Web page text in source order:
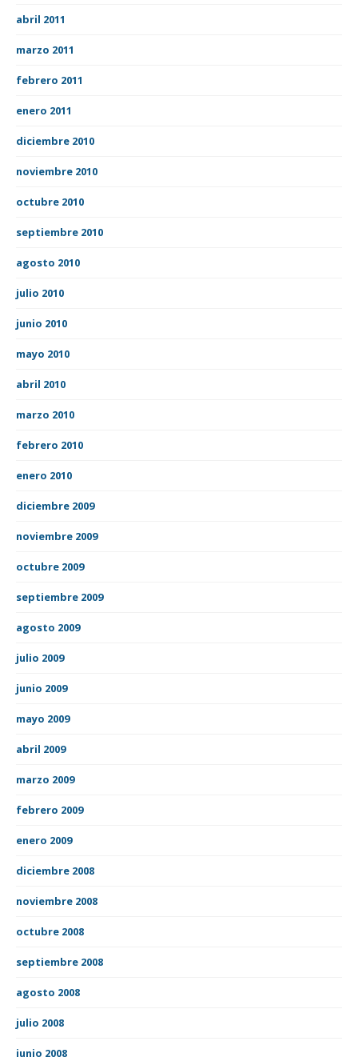
abril 2011
marzo 2011
febrero 2011
enero 2011
diciembre 2010
noviembre 2010
octubre 2010
septiembre 2010
agosto 2010
julio 2010
junio 2010
mayo 2010
abril 2010
marzo 2010
febrero 2010
enero 2010
diciembre 2009
noviembre 2009
octubre 2009
septiembre 2009
agosto 2009
julio 2009
junio 2009
mayo 2009
abril 2009
marzo 2009
febrero 2009
enero 2009
diciembre 2008
noviembre 2008
octubre 2008
septiembre 2008
agosto 2008
julio 2008
junio 2008